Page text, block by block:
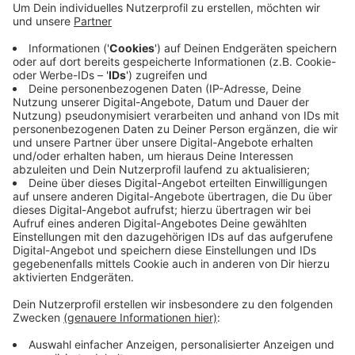
Deshalb sperrt sie einige Straßen mit Pollern ab und
somit den Schleichverkehr zu verhindern. Unter
anderem können die Verbindungen zum Beispiel
zwischen Tulpen- und Kirchweg oder der Bachstraße
und der B477 nur noch von Fahrrädern und Fußgängern
genutzt werden. Die Poller werden voraussichtlich
noch diese Woche aufgestellt.
Anzeige
Anzeige